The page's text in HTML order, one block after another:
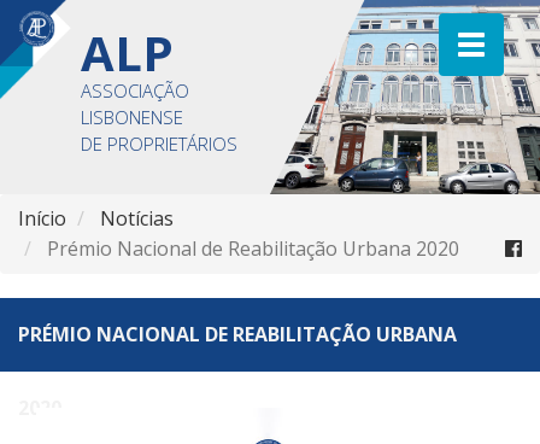
ALP
ASSOCIAÇÃO
LISBONENSE
DE PROPRIETÁRIOS
Início
Notícias
Prémio Nacional de Reabilitação Urbana 2020
PRÉMIO NACIONAL DE REABILITAÇÃO URBANA